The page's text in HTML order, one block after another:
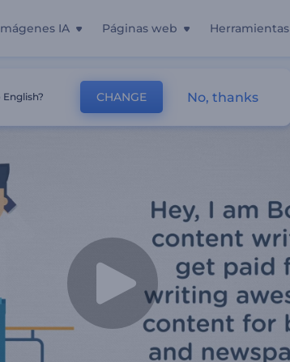
IA Páginas web Herramientas
Creativo
CHANGE No, thanks